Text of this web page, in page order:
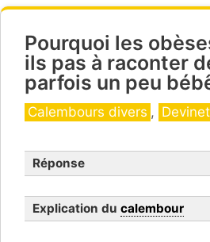
Pourquoi les
ils pas à raconter
parfois un peu
Catégories
Calembours divers ,
Réponse
Explication du calembour